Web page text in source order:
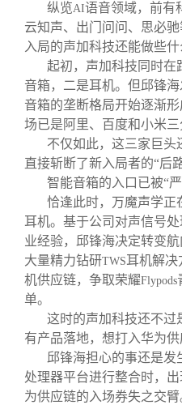
纵览AI语音领域，前有
云知声、出门问问、思必
入局的声加科技还能做些什
起初，声加科技同时在
音箱，二是耳机。但邱锋
音箱的垄断格局开始逐渐
场已是阿里、百度和小米三
不仅如此，这三家巨头
直接斩断了新入局者的“后路
智能音箱的入口已被“
恰逢此时，万魔声学正
耳机。基于公司对声信号
业经验，邱锋海决定转变航
大量精力钻研TWS耳机解决
机供应链，争取荣耀Flypods
单。
这时的声加科技还不过
有产品落地，想打入华为供
邱锋海担心的事还是
处理器平台进行整合时，
为供应链的入场券失之交臂